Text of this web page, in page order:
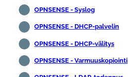
OPNSENSE - Syslog
OPNSENSE - DHCP-palvelin
OPNSENSE - DHCP-välitys
OPNSENSE - Varmuuskopiointi